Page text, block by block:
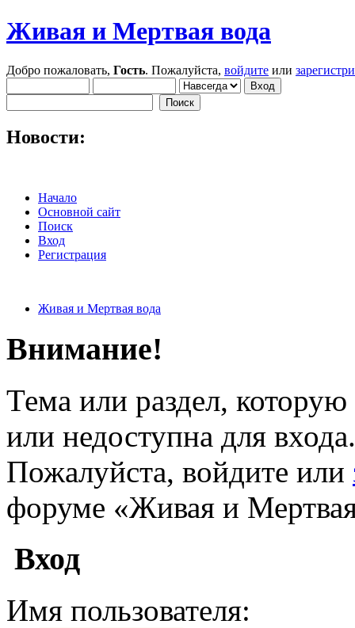
Живая и Мертвая вода
Добро пожаловать, Гость. Пожалуйста, войдите или
Новости:
Начало
Основной сайт
Поиск
Вход
Регистрация
Живая и Мертвая вода
Внимание!
Тема или раздел,
или недоступна для входа.
Пожалуйста, войдите или
форуме «Живая и
Вход
Имя пользователя: